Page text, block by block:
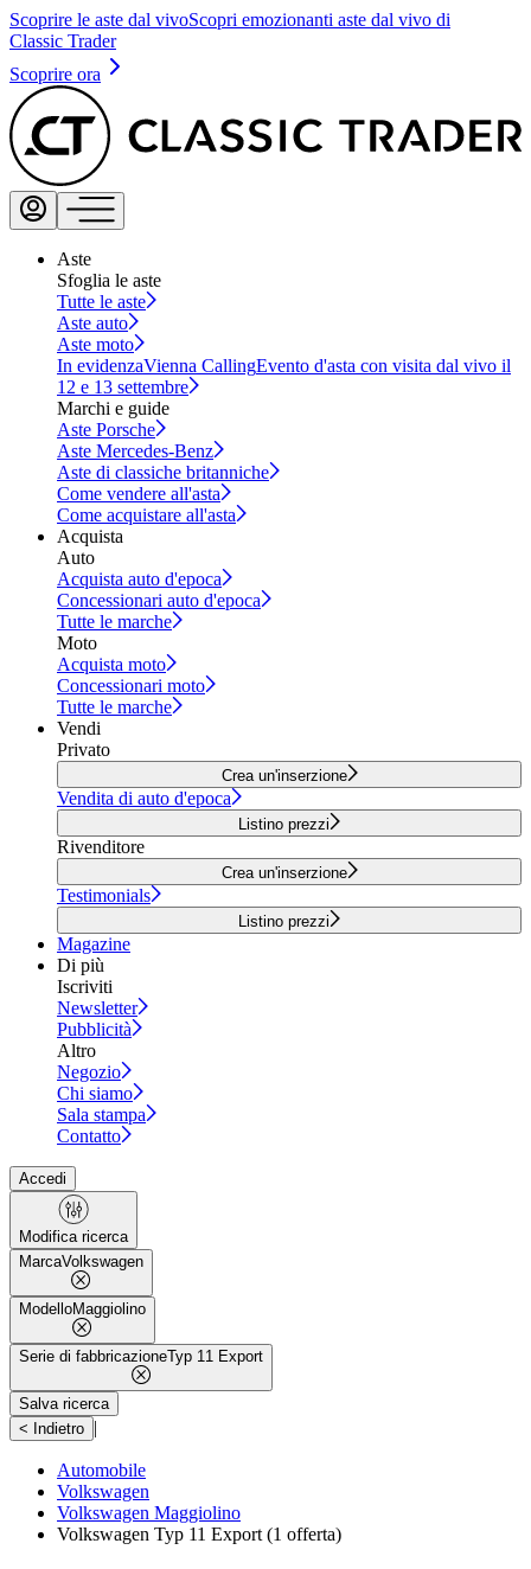
Scoprire le aste dal vivoScopri emozionanti aste dal vivo di
Classic Trader
Scoprire ora
Aste
Sfoglia le aste
Tutte le aste
Aste auto
Aste moto
In evidenzaVienna CallingEvento d'asta con visita dal vivo il
12 e 13 settembre
Marchi e guide
Aste Porsche
Aste Mercedes-Benz
Aste di classiche britanniche
Come vendere all'asta
Come acquistare all'asta
Acquista
Auto
Acquista auto d'epoca
Concessionari auto d'epoca
Tutte le marche
Moto
Acquista moto
Concessionari moto
Tutte le marche
Vendi
Privato
Crea un'inserzione
Vendita di auto d'epoca
Listino prezzi
Rivenditore
Crea un'inserzione
Testimonials
Listino prezzi
Magazine
Di più
Iscriviti
Newsletter
Pubblicità
Altro
Negozio
Chi siamo
Sala stampa
Contatto
Accedi
Modifica ricerca
MarcaVolkswagen
ModelloMaggiolino
Serie di fabbricazioneTyp 11 Export
Salva ricerca
< Indietro |
Automobile
Volkswagen
Volkswagen Maggiolino
Volkswagen Typ 11 Export (1 offerta)